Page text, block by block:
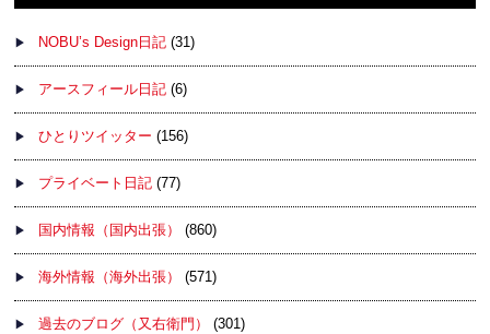
NOBU’s Design日記 (31)
アースフィール日記 (6)
ひとりツイッター (156)
プライベート日記 (77)
国内情報（国内出張） (860)
海外情報（海外出張） (571)
過去のブログ（又右衛門） (301)